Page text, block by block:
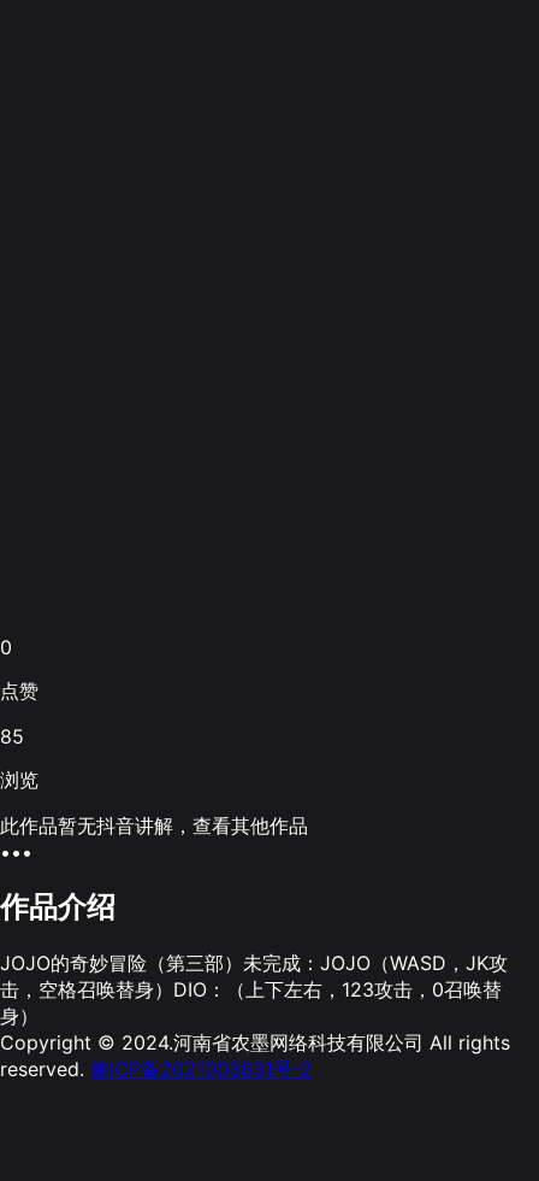
0
点赞
85
浏览
此作品暂无抖音讲解，查看其他作品
•••
作品介绍
JOJO的奇妙冒险（第三部）未完成：JOJO（WASD，JK攻
击，空格召唤替身）DIO：（上下左右，123攻击，0召唤替
身）
Copyright © 2024.河南省农墨网络科技有限公司 All rights
reserved. 豫ICP备2021003631号-2